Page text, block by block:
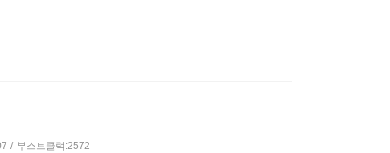
부스트클럭:2572